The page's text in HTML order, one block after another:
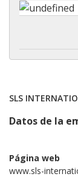
SLS
Datos de la
Página web
www.sls-